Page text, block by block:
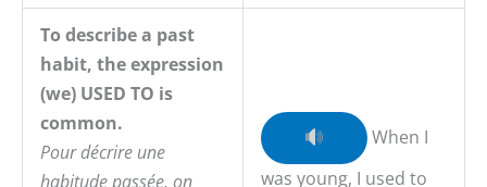
To describe a past
habit, the expression
(we) USED TO is
common.
Pour décrire une
habitude passée, on
When I
was young, I used to